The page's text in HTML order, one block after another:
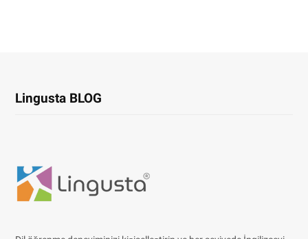
Lingusta BLOG